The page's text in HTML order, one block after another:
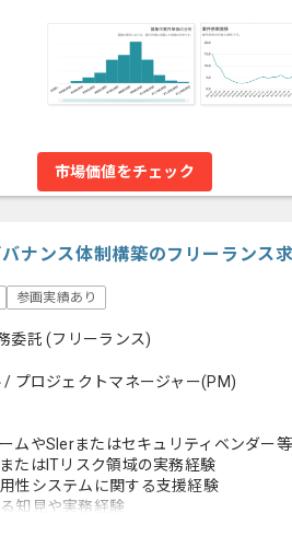
市場価値をチェック
バナンス体制構築のフリーランス
参画実績あり
委託(フリーランス)
プロジェクトマネージャー(PM)
ムやSIerまたはセキュリティベンダー
たはITリスク領域の実務経験
性システムに関する支援経験
知見や実務経験